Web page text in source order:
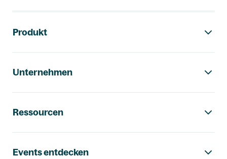
Produkt
Unternehmen
Ressourcen
Events entdecken